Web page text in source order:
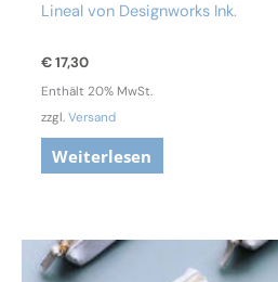
Lineal von Designworks Ink.
€17,30
Enthält 20% MwSt.
zzgl.Versand
Weiterlesen